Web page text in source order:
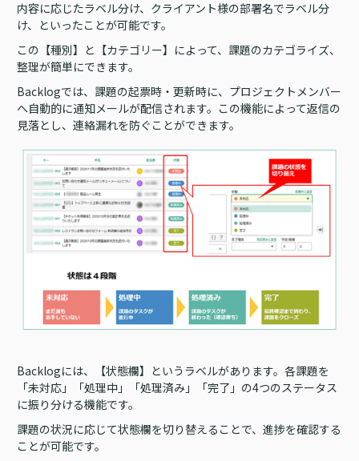
内容に応じたラベル分け、クライアント様の部署名でラベル分
け、といったことが可能です。
この【種別】と【カテゴリー】によって、課題のカテゴライズ、
整理が簡単にできます。
Backlogでは、課題の起票時・更新時に、プロジェクトメンバー
へ自動的に通知メールが配信されます。この機能によって返信の
見落とし、連絡漏れを防ぐことができます。
Backlogには、【状態欄】というラベルがあります。各課題を
「未対応」「処理中」「処理済み」「完了」の4つのステータス
に振り分ける機能です。
課題の状況に応じて状態欄を切り替えることで、進捗を確認する
ことが可能です。